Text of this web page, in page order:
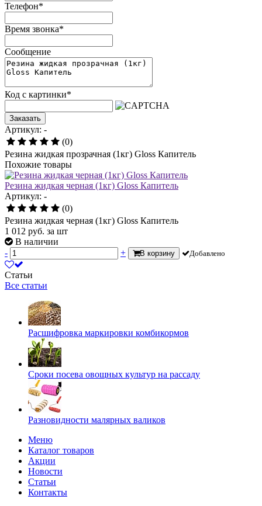
Телефон*
Время звонка*
Сообщение
Код с картинки*
Заказать
Артикул: -
(0)
Резина жидкая прозрачная (1кг) Gloss Капитель
Похожие товары
Резина жидкая черная (1кг) Gloss Капитель
Артикул: -
(0)
Резина жидкая черная (1кг) Gloss Капитель
1 012 руб. за шт
В наличии
-
+ В корзину Добавлено
Статьи
Все статьи
Расшифровка маркировки комбикормов
Сроки посева овощных культур на рассаду
Разновидности малярных валиков
Меню
Каталог товаров
Акции
Новости
Статьи
Контакты